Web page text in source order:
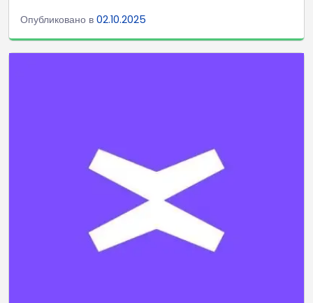
Опубликовано в 02.10.2025